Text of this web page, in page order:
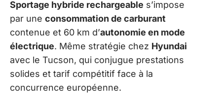
Sportage hybride rechargeable s’impose
par une consommation de carburant
contenue et 60 km d’autonomie en mode
électrique. Même stratégie chez Hyundai
avec le Tucson, qui conjugue prestations
solides et tarif compétitif face à la
concurrence européenne.